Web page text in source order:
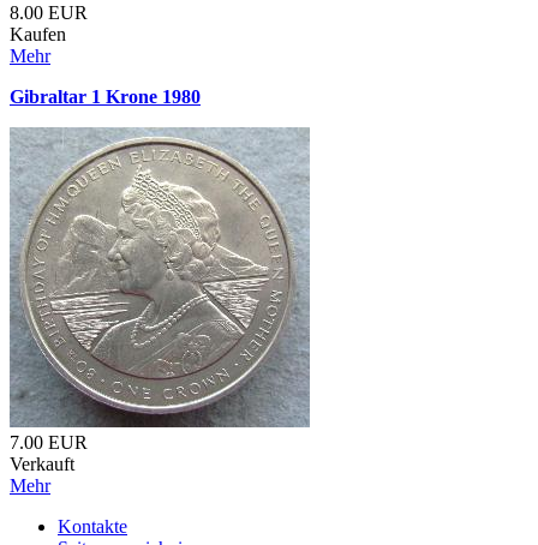
8.00 EUR
Kaufen
Mehr
Gibraltar 1 Krone 1980
7.00 EUR
Verkauft
Mehr
Kontakte